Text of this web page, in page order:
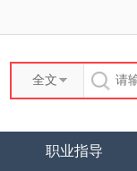
全文
职业指导